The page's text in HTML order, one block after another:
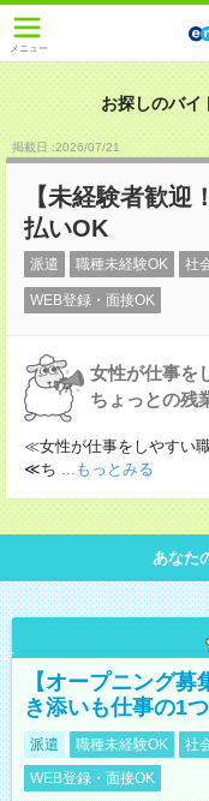
メニュー
お探しのバイ
掲載日 :2026/07/21
【未経験者歓迎
払いOK
派遣 職種未経験OK 社
WEB登録・面接OK
女性が仕事を
ちょっとの残
≪女性が仕事をしやすい
≪ち ...もっとみる
あなた
【オープニング
き添いも仕事の1つ
派遣 職種未経験OK 社
WEB登録・面接OK